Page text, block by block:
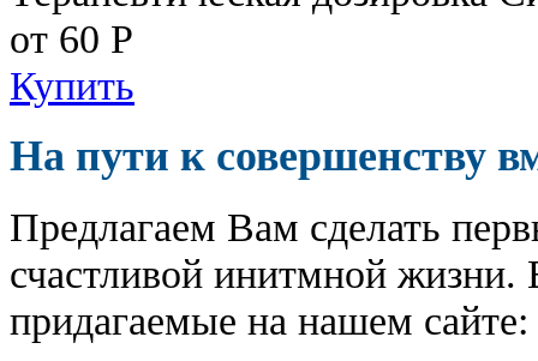
от 60 Р
Купить
На пути к совершенству
Предлагаем Вам сделать
счастливой инитмной жизни.
придагаемые на нашем сайте: